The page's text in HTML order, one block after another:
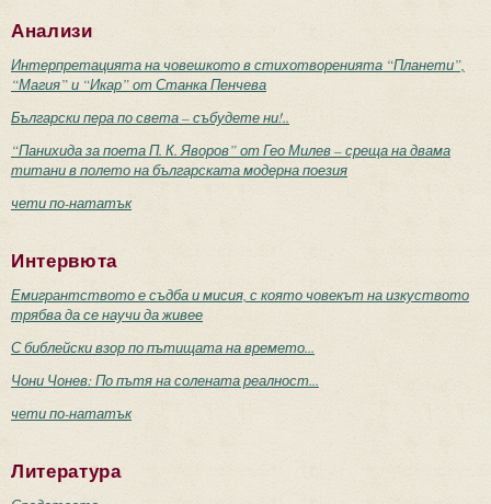
Анализи
Интерпретацията на човешкото в стихотворенията “Планети”,
“Магия” и “Икар” от Станка Пенчева
Български пера по света – събудете ни!..
“Панихида за поета П. К. Яворов” от Гео Милев – среща на двама
титани в полето на българската модерна поезия
чети по-нататък
Интервюта
Емигрантството е съдба и мисия, с която човекът на изкуството
трябва да се научи да живее
С библейски взор по пътищата на времето...
Чони Чонев: По пътя на солената реалност...
чети по-нататък
Литература